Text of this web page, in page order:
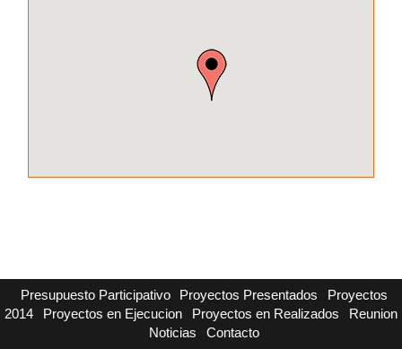
Presupuesto Participativo Proyectos Presentados
Proyectos
2014
Proyectos en Ejecucion Proyectos en Realizados
Reunion
Noticias
Contacto